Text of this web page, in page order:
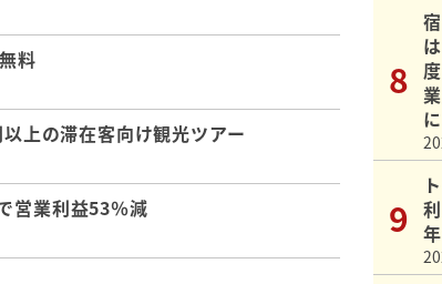
料
上の滞在客向け観光ツアー
営業利益53％減
に